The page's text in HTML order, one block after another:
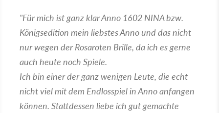
"Für mich ist ganz klar Anno 1602 NINA bzw.
Königsedition mein liebstes Anno und das nicht
nur wegen der Rosaroten Brille, da ich es gerne
auch heute noch Spiele.
Ich bin einer der ganz wenigen Leute, die echt
nicht viel mit dem Endlosspiel in Anno anfangen
können. Stattdessen liebe ich gut gemachte